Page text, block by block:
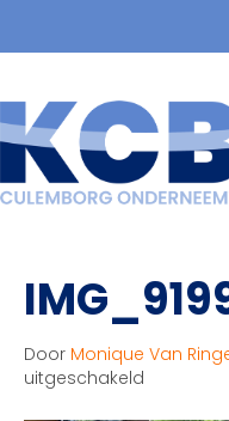
Door Monique Van
uitgeschakeld